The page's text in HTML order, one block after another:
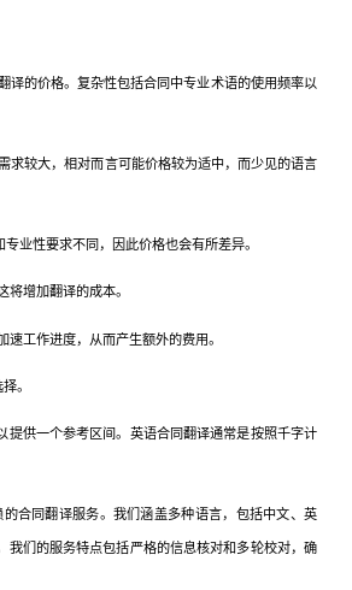
的价格。复杂性包括合同中专业术语的使用频率以
较大，相对而言可能价格较为适中，而少见的语言
性要求不同，因此价格也会有所差异。
增加翻译的成本。
工作进度，从而产生额外的费用。
。
供一个参考区间。英语合同翻译通常是按照千字计
合同翻译服务。我们涵盖多种语言，包括中文、英
们的服务特点包括严格的信息核对和多轮校对，确